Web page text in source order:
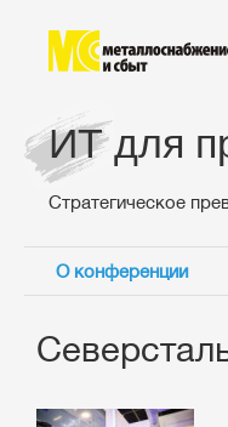
ИТ для
Стратегическое
О конференции